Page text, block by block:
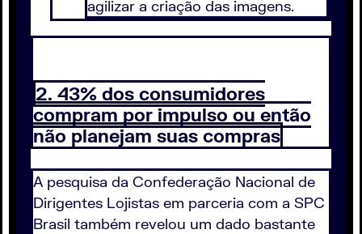
agilizar a criação das imagens.
2. 43% dos consumidores
compram por impulso ou então
não planejam suas compras
A pesquisa da Confederação Nacional de
Dirigentes Lojistas em parceria com a SPC
Brasil também revelou um dado bastante